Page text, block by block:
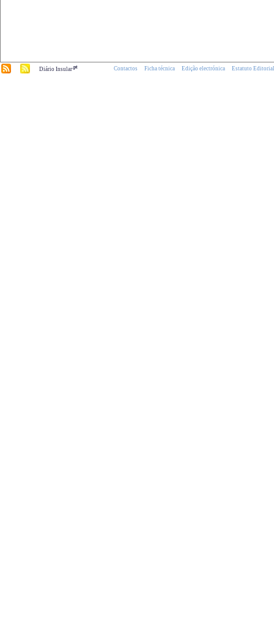
Diário Insular.pt Contactos Ficha técnica Edição electrónica Estatuto Editorial